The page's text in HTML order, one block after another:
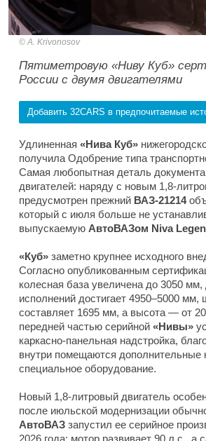
A. Krivonosov
Пятиметровую «Ниву Куб»
России с двумя двигателями
Добавить 32CARS в предпочитаемые
Удлиненная «Нива Куб»
получила Одобрение типа
Самая любопытная деталь
двигателей: наряду с новым 1,8-
предусмотрен прежний ВАЗ-21214
который с июля больше не
выпускаемую АвтоВАЗом Niva
«Куб» заметно крупнее исходного
Согласно опубликованным
колесная база увеличена до 3050
исполнений достигает 4950–5000 мм,
составляет 1695 мм, а высота — от
передней частью серийной «Нивы»
каркасно-панельная надстройка,
внутри помещаются дополнительные
специальное оборудование.
Новый 1,8-литровый двигатель
после июльской модернизации
АвтоВАЗ запустил ее серийное
2026 года: мотор развивает 90 л.с., а